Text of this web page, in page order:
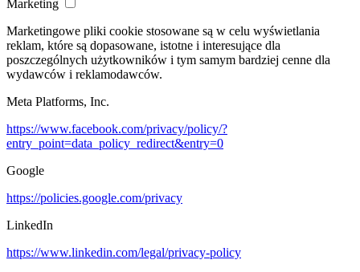
Marketing
Marketingowe pliki cookie stosowane są w celu wyświetlania
reklam, które są dopasowane, istotne i interesujące dla
poszczególnych użytkowników i tym samym bardziej cenne dla
wydawców i reklamodawców.
Meta Platforms, Inc.
https://www.facebook.com/privacy/policy/?
entry_point=data_policy_redirect&entry=0
Google
https://policies.google.com/privacy
LinkedIn
https://www.linkedin.com/legal/privacy-policy